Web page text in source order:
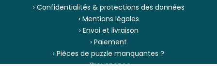
› Confidentialités & protections des données
› Mentions légales
› Envoi et livraison
› Paiement
› Pièces de puzzle manquantes ?